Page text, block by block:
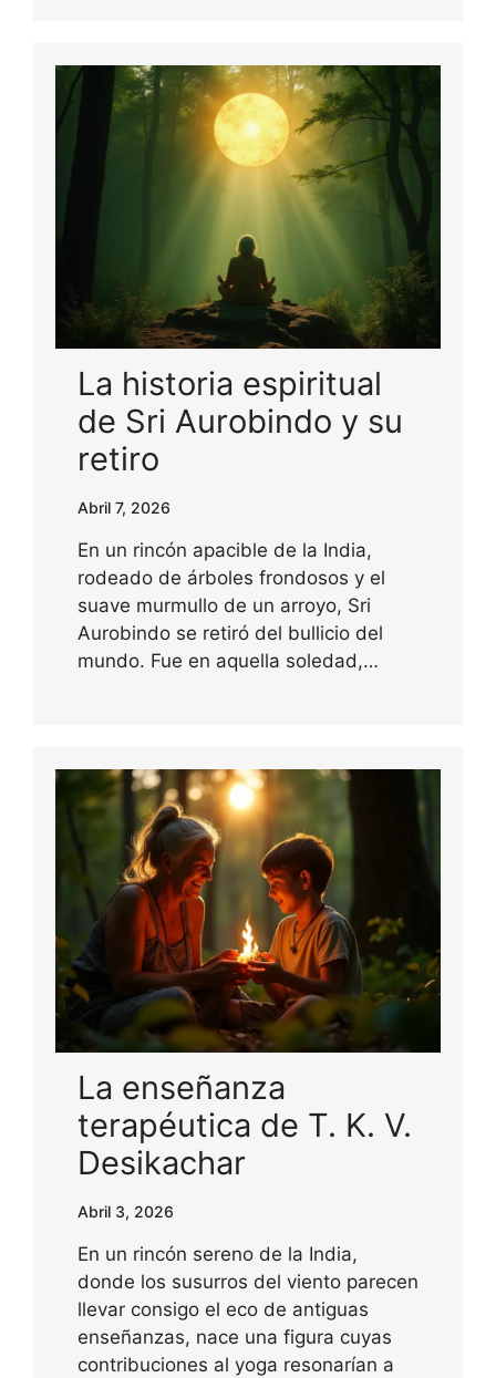
La historia espiritual
de Sri Aurobindo y su
retiro
Abril 7, 2026
En un rincón apacible de la India,
rodeado de árboles frondosos y el
suave murmullo de un arroyo, Sri
Aurobindo se retiró del bullicio del
mundo. Fue en aquella soledad,…
La enseñanza
terapéutica de T. K. V.
Desikachar
Abril 3, 2026
En un rincón sereno de la India,
donde los susurros del viento parecen
llevar consigo el eco de antiguas
enseñanzas, nace una figura cuyas
contribuciones al yoga resonarían a